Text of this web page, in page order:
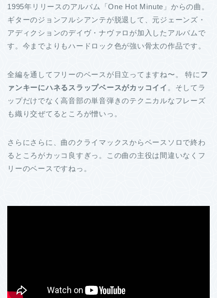
1995年リリースのアルバム「One Hot Minute」からの曲。
ギターのジョンフルシアンテが脱退して、元ジェーンズ・
アディクションのデイヴ・ナヴァロが加入したアルバムで
す。今までよりもハードロック色が強い骨太の作品です。
全編を通してフリーのベースが目立ってますね〜。 特にフ
ァンキーにハネるスラップベースがカッコイイ 。そしてラ
ップだけでなく高音部の単音弾きのテクニカルなフレーズ
も織り交ぜてるところが憎いっ。
さらにさらに、曲のクライマックスからベースソロで終わ
るところがカッコ良すぎっ。この曲の主役は間違いなくフ
リーのベースですねっ。